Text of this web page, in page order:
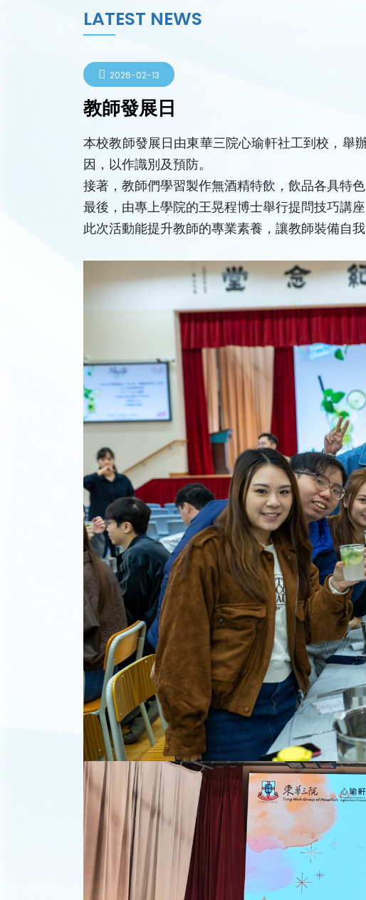
LATEST NEWS
2026-02-13
教師發展日
本校教師發展日由東華三院心瑜軒社工到校，舉
因，以作識別及預防。
接著，教師們學習製作無酒精特飲，飲品各具特
最後，由專上學院的王晃程博士舉行提問技巧講
此次活動能提升教師的專業素養，讓教師裝備自我